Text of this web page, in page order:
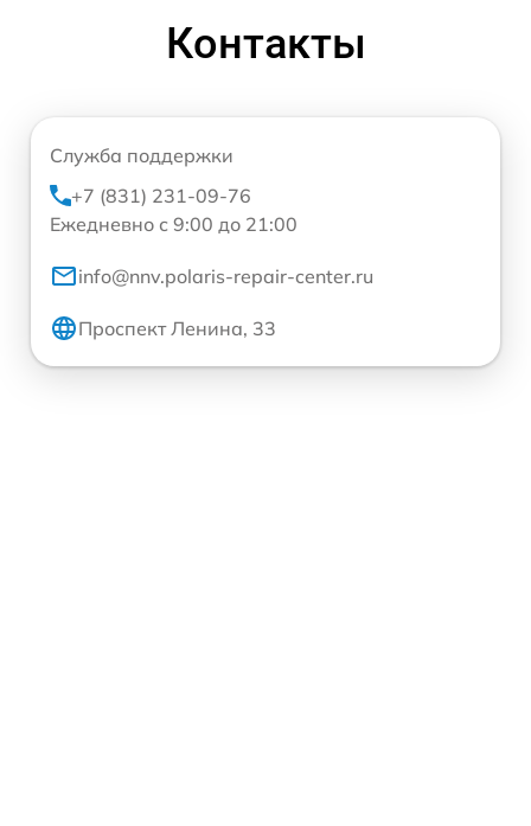
Контакты
Служба поддержки
+7 (831) 231-09-76
Ежедневно с 9:00 до 21:00
info@nnv.polaris-repair-center.ru
Проспект Ленина, 33